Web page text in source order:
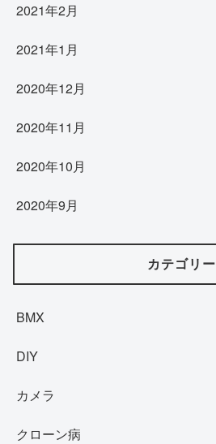
2021年2月
2021年1月
2020年12月
2020年11月
2020年10月
2020年9月
カテゴリー
BMX
DIY
カメラ
クローン病